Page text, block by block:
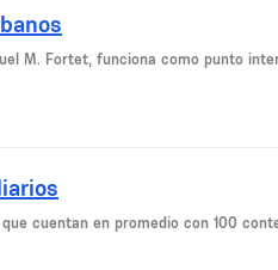
M. Fortet, funciona como punto
cuentan en promedio con 100